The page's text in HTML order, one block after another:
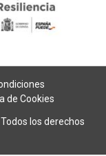
de Cookies
los derechos